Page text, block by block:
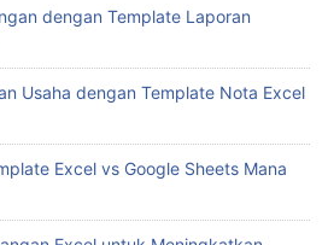
dengan Template Laporan
Usaha dengan Template Nota Excel
Excel vs Google Sheets Mana